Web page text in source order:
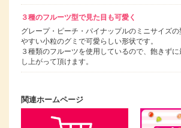
３種のフルーツ型で見た目も可愛く
グレープ・ピーチ・パイナップルのミニサイズ
やすい小粒のグミで可愛らしい形状です。
３種類のフルーツを使用しているので、飽きず
し上がって頂けます。
関連ホームページ